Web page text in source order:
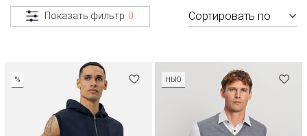
Показать фильтр 0 Сортировать по
% НЬЮ